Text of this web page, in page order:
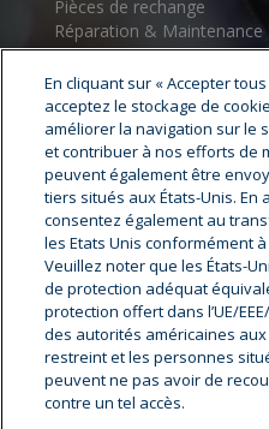
Pièces de rechange
Réparation & Maintenance
Assistance au démarrage
Centres de service
Cryostar
Notre histoire
Nos valeurs
Cryostar à travers le
Innovation
En cliquant sur « Accepter
acceptez le stockage de
améliorer la navigation sur le
et contribuer à nos efforts de
peuvent également être
tiers situés aux États-Unis. En
consentez également au
les Etats Unis conformément à
Veuillez noter que les États-
de protection adéquat
protection offert dans l’UE/
des autorités américaines aux
restreint et les personnes
peuvent ne pas avoir de
contre un tel accès.